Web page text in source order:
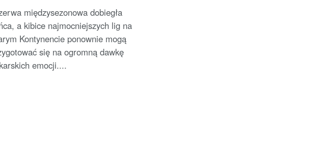
sezonu?
międzysezonowa dobiegła
a kibice najmocniejszych lig na
Kontynencie ponownie mogą
się na ogromną dawkę
emocji....